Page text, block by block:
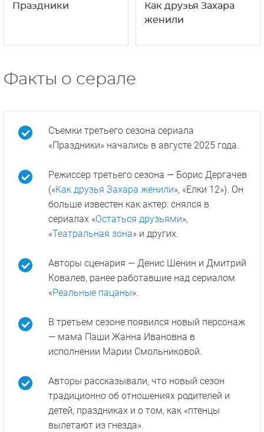
Праздники
Как друзья Захара
женили
Факты о серале
Съемки третьего сезона сериала
«Праздники» начались в августе 2025 года.
Режиссер третьего сезона — Борис Дергачев
(«Как друзья Захара женили», «Елки 12»). Он
больше известен как актер: снялся в
сериалах «Остаться друзьями»,
«Театральная зона» и других.
Авторы сценария — Денис Шенин и Дмитрий
Ковалев, ранее работавшие над сериалом
«Реальные пацаны».
В третьем сезоне появился новый персонаж
— мама Паши Жанна Ивановна в
исполнении Марии Смольниковой.
Авторы рассказывали, что новый сезон
традиционно об отношениях родителей и
детей, праздниках и о том, как «птенцы
вылетают из гнезда».